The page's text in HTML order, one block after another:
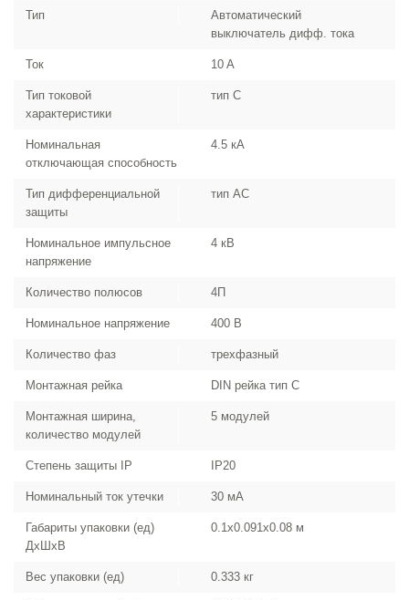
Тип
Автоматический
выключатель дифф. тока
Ток 10 A
Тип токовой
характеристики
тип C
Номинальная
отключающая способность
4.5 кА
Тип дифференциальной
защиты
тип AC
Номинальное импульсное
напряжение
4 кВ
Количество полюсов 4П
Номинальное напряжение 400 В
Количество фаз трехфазный
Монтажная рейка DIN рейка тип C
Монтажная ширина,
количество модулей
5 модулей
Степень защиты IP IP20
Номинальный ток утечки 30 мА
Габариты упаковки (ед)
ДхШхВ
0.1x0.091x0.08 м
Вес упаковки (ед) 0.333 кг